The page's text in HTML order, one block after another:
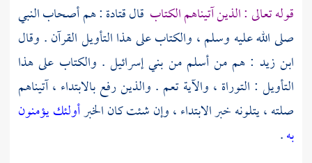
قوله تعالى : الذين آتيناهم الكتاب قالقتادة: هم أصحاب النبي
صلى الله عليه وسلم ، والكتاب على هذا التأويل القرآن . وقال
ابن زيد : هم من أسلم من بني إسرائيل . والكتاب على هذا
التأويل : التوراة ، والآية تعم . والذين رفع بالابتداء ، آتيناهم
صلته ، يتلونه خبر الابتداء ، وإن شئت كان الخبرأولئك يؤمنون
به.